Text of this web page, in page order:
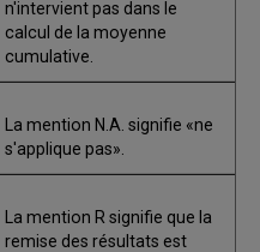
n'intervient pas dans le
calcul de la moyenne
cumulative.
La mention N.A. signifie «ne
s'applique pas».
La mention R signifie que la
remise des résultats est